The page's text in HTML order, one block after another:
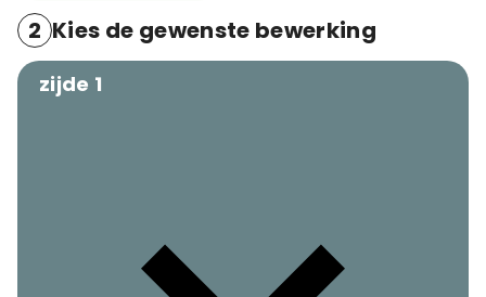
2 Kies de gewenste bewerking
zijde 1